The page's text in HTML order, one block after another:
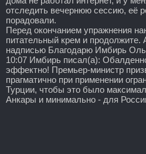
отследить вечернюю сессию, её
порадовали.
Перед окончанием упражнения
питательный крем и продолжите.
надписью Благодарю Имбирь
10:07 Имбирь писал(а):
эффектно! Премьер-министр
прагматично при применении
Турции, чтобы это было
Анкары и минимально - для